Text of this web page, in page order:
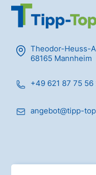
Theodor-Heuss-
68165 Mannheim
+49 621 87 75 56
angebot@tipp-